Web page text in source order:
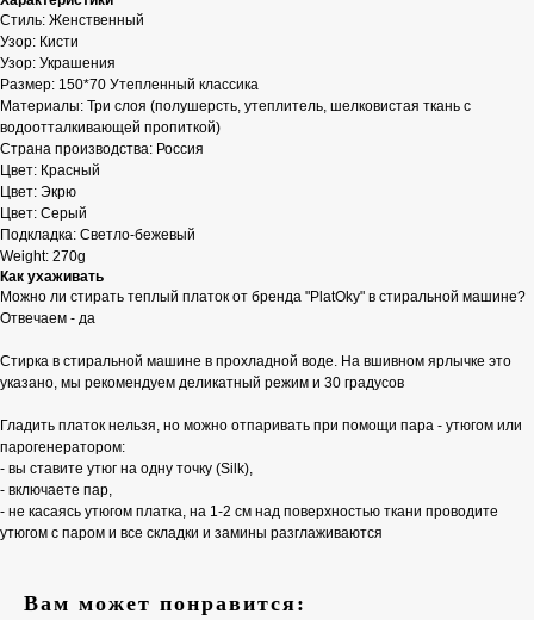
Стиль: Женственный
Узор: Кисти
Узор: Украшения
Размер: 150*70 Утепленный классика
Материалы: Три слоя (полушерсть, утеплитель, шелковистая ткань с
водоотталкивающей пропиткой)
Страна производства: Россия
Цвет: Красный
Цвет: Экрю
Цвет: Серый
Подкладка: Светло-бежевый
Weight: 270g
Как ухаживать
Можно ли стирать теплый платок от бренда "PlatOky" в стиральной машине?
Отвечаем - да
Стирка в стиральной машине в прохладной воде. На вшивном ярлычке это
указано, мы рекомендуем деликатный режим и 30 градусов
Гладить платок нельзя, но можно отпаривать при помощи пара - утюгом или
парогенератором:
- вы ставите утюг на одну точку (Silk),
- включаете пар,
- не касаясь утюгом платка, на 1-2 см над поверхностью ткани проводите
утюгом с паром и все складки и замины разглаживаются
Вам может понравится: